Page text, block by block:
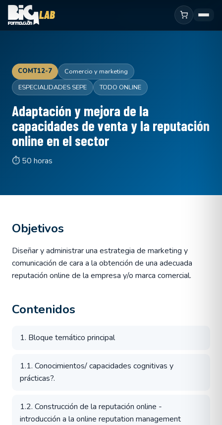
COMT12-7
Comercio y marketing
ESPECIALIDADES SEPE
TODO ONLINE
Adaptación y mejora de la
capacidades de venta y la reputación
online en el sector
⏱ 50 horas
Objetivos
Diseñar y administrar una estrategia de marketing y
comunicación de cara a la obtención de una adecuada
reputación online de la empresa y/o marca comercial.
Contenidos
1. Bloque temático principal
1.1. Conocimientos/ capacidades cognitivas y
prácticas?.
1.2. Construcción de la reputación online -
introducción a la online reputation management